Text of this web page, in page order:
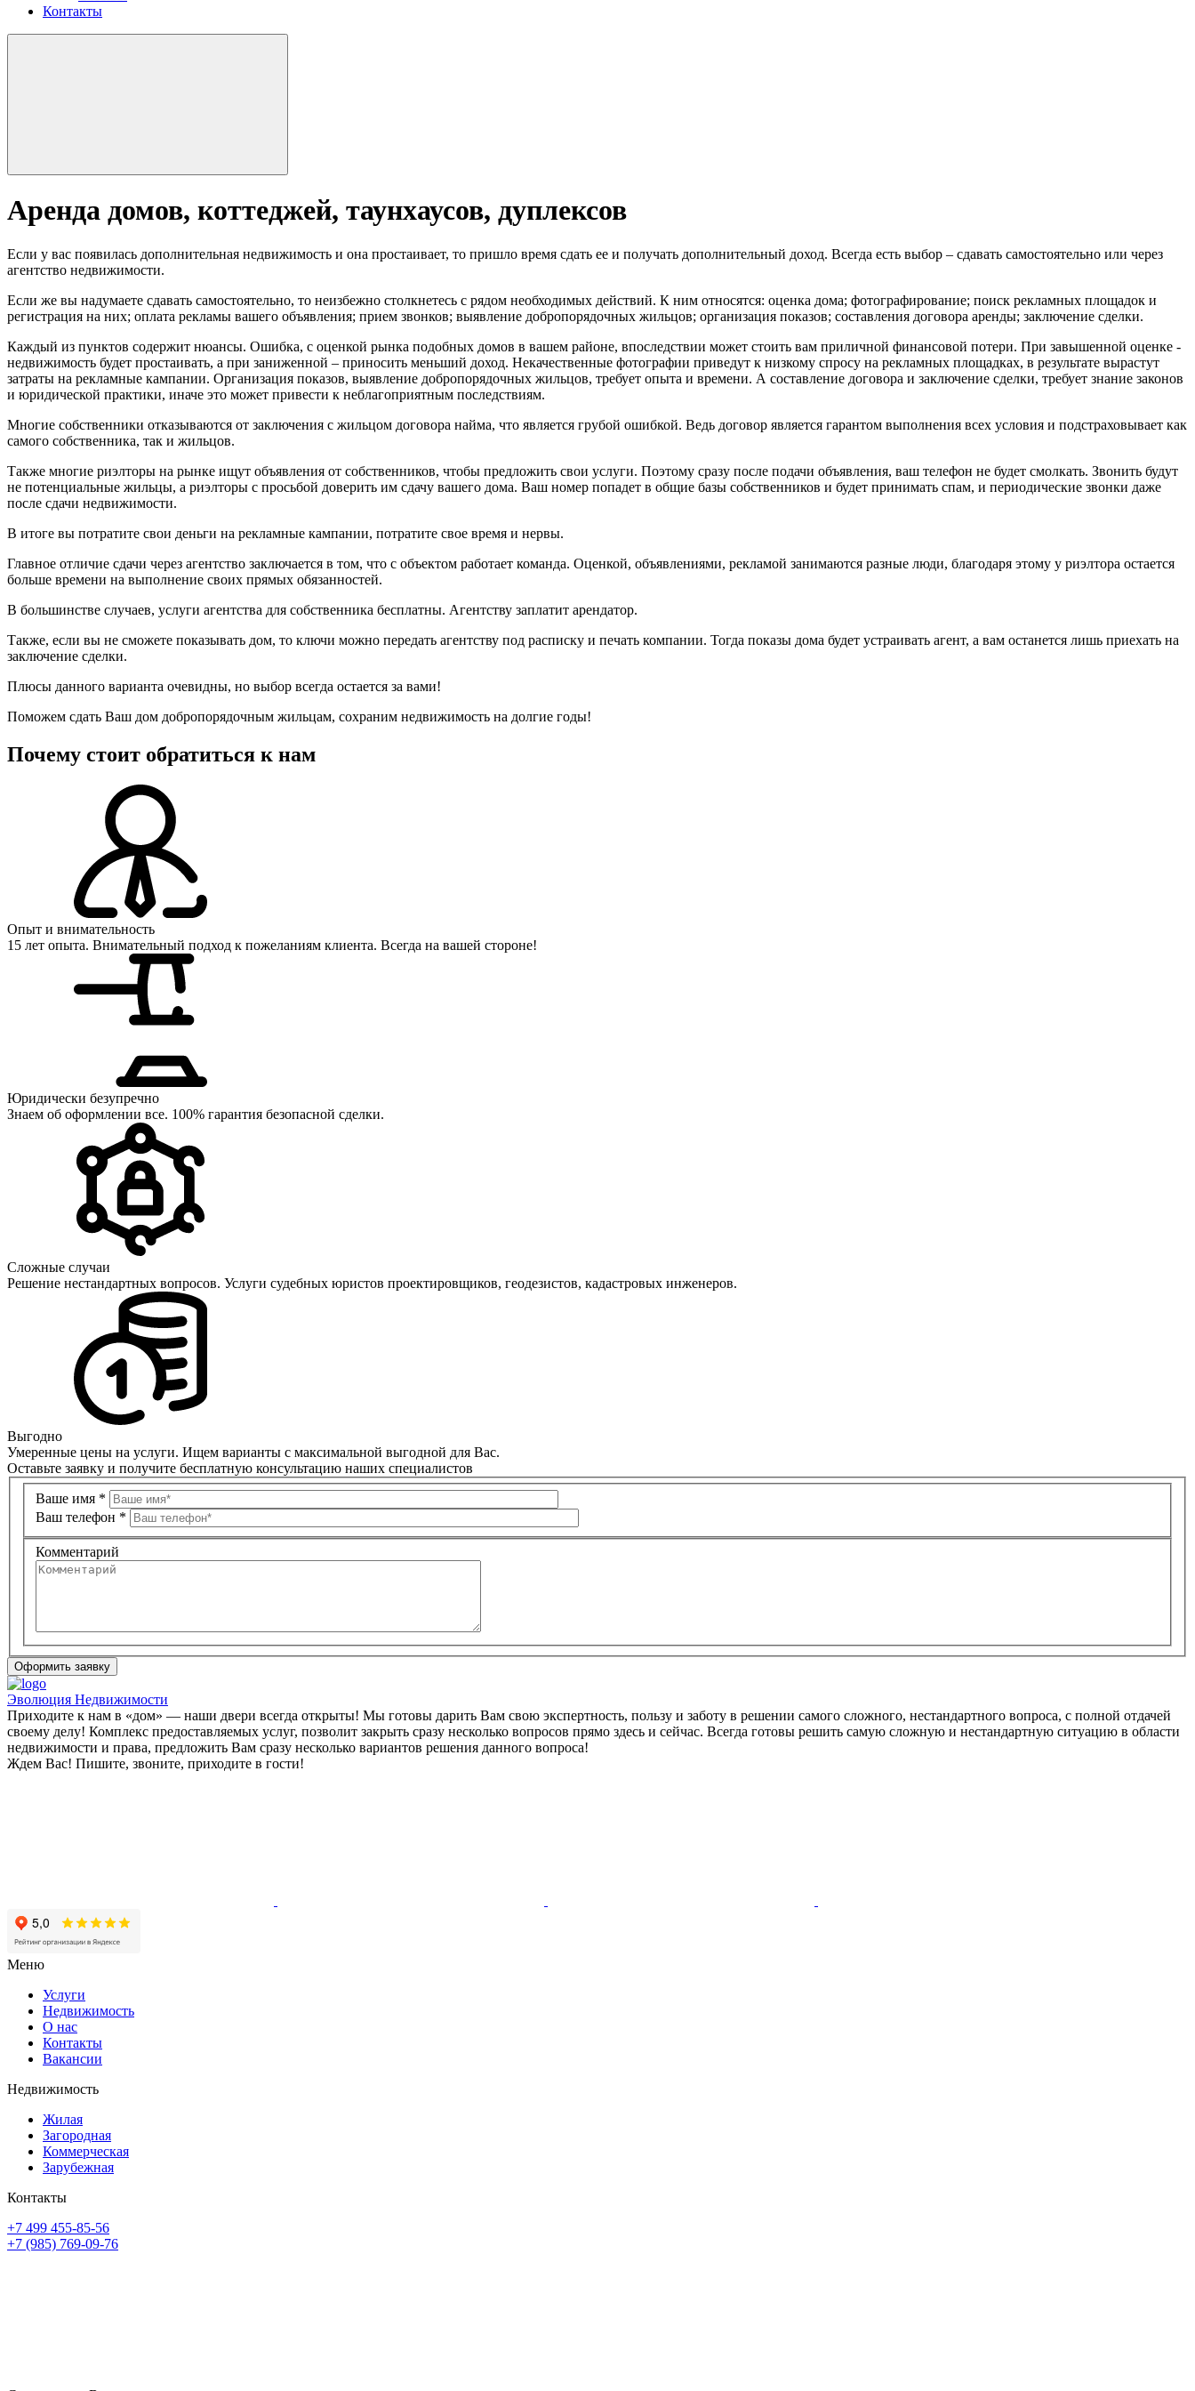
Контакты
Аренда домов, коттеджей, таунхаусов, дуплексов
Если у вас появилась дополнительная недвижимость и она простаивает, то пришло время сдать ее и получать дополнительный доход. Всегда есть выбор – сдавать самостоятельно или через
агентство недвижимости.
Если же вы надумаете сдавать самостоятельно, то неизбежно столкнетесь с рядом необходимых действий. К ним относятся: оценка дома; фотографирование; поиск рекламных площадок и
регистрация на них; оплата рекламы вашего объявления; прием звонков; выявление добропорядочных жильцов; организация показов; составления договора аренды; заключение сделки.
Каждый из пунктов содержит нюансы. Ошибка, с оценкой рынка подобных домов в вашем районе, впоследствии может стоить вам приличной финансовой потери. При завышенной оценке -
недвижимость будет простаивать, а при заниженной – приносить меньший доход. Некачественные фотографии приведут к низкому спросу на рекламных площадках, в результате вырастут
затраты на рекламные кампании. Организация показов, выявление добропорядочных жильцов, требует опыта и времени. А составление договора и заключение сделки, требует знание законов
и юридической практики, иначе это может привести к неблагоприятным последствиям.
Многие собственники отказываются от заключения с жильцом договора найма, что является грубой ошибкой. Ведь договор является гарантом выполнения всех условия и подстраховывает как
самого собственника, так и жильцов.
Также многие риэлторы на рынке ищут объявления от собственников, чтобы предложить свои услуги. Поэтому сразу после подачи объявления, ваш телефон не будет смолкать. Звонить будут
не потенциальные жильцы, а риэлторы с просьбой доверить им сдачу вашего дома. Ваш номер попадет в общие базы собственников и будет принимать спам, и периодические звонки даже
после сдачи недвижимости.
В итоге вы потратите свои деньги на рекламные кампании, потратите свое время и нервы.
Главное отличие сдачи через агентство заключается в том, что с объектом работает команда. Оценкой, объявлениями, рекламой занимаются разные люди, благодаря этому у риэлтора остается
больше времени на выполнение своих прямых обязанностей.
В большинстве случаев, услуги агентства для собственника бесплатны. Агентству заплатит арендатор.
Также, если вы не сможете показывать дом, то ключи можно передать агентству под расписку и печать компании. Тогда показы дома будет устраивать агент, а вам останется лишь приехать на
заключение сделки.
Плюсы данного варианта очевидны, но выбор всегда остается за вами!
Поможем сдать Ваш дом добропорядочным жильцам, сохраним недвижимость на долгие годы!
Почему стоит обратиться к нам
Опыт и внимательность
15 лет опыта. Внимательный подход к пожеланиям клиента. Всегда на вашей стороне!
Юридически безупречно
Знаем об оформлении все. 100% гарантия безопасной сделки.
Сложные случаи
Решение нестандартных вопросов. Услуги судебных юристов проектировщиков, геодезистов, кадастровых инженеров.
Выгодно
Умеренные цены на услуги. Ищем варианты с максимальной выгодной для Вас.
Оставьте заявку и получите бесплатную консультацию наших специалистов
Ваше имя *
Ваш телефон *
Комментарий
Эволюция Недвижимости
Приходите к нам в «дом» — наши двери всегда открыты! Мы готовы дарить Вам свою экспертность, пользу и заботу в решении самого сложного, нестандартного вопроса, с полной отдачей
своему делу! Комплекс предоставляемых услуг, позволит закрыть сразу несколько вопросов прямо здесь и сейчас. Всегда готовы решить самую сложную и нестандартную ситуацию в области
недвижимости и права, предложить Вам сразу несколько вариантов решения данного вопроса!
Ждем Вас! Пишите, звоните, приходите в гости!
Меню
Услуги
Недвижимость
О нас
Контакты
Вакансии
Недвижимость
Жилая
Загородная
Коммерческая
Зарубежная
Контакты
+7 499 455-85-56
+7 (985) 769-09-76